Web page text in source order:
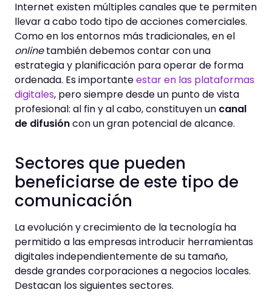
Internet existen múltiples canales que te permiten
llevar a cabo todo tipo de acciones comerciales.
Como en los entornos más tradicionales, en el
onlinetambién debemos contar con una
estrategia y planificación para operar de forma
ordenada. Es importanteestar en las plataformas
digitales, pero siempre desde un punto de vista
profesional: al fin y al cabo, constituyen un canal
de difusióncon un gran potencial de alcance.
Sectores que pueden
beneficiarse de este tipo de
comunicación
La evolución y crecimiento de la tecnología ha
permitido a las empresas introducir herramientas
digitales independientemente de su tamaño,
desde grandes corporaciones a negocios locales.
Destacan los siguientes sectores.